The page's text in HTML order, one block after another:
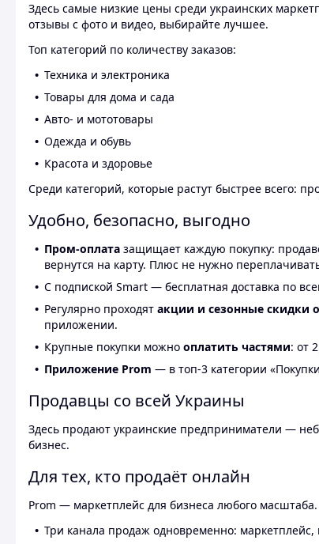
Здесь самые низкие цены среди украинских
отзывы с фото и видео, выбирайте лучшее.
Топ категорий по количеству заказов:
Техника и электроника
Товары для дома и сада
Авто- и мототовары
Одежда и обувь
Красота и здоровье
Среди категорий, которые растут быстрее всего:
Удобно, безопасно, выгодно
Пром-оплата защищает каждую покупку:
вернутся на карту. Плюс не нужно
С подпиской Smart — бесплатная доставка по
Регулярно проходят акции и сезонные скидки
приложении.
Крупные покупки можно оплатить частями: от
Приложение Prom — в топ-3 категории
Продавцы со всей Украины
Здесь продают украинские предприниматели —
бизнес.
Для тех, кто продаёт онлайн
Prom — маркетплейс для бизнеса любого
Три канала продаж одновременно: